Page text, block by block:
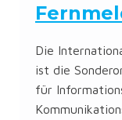
Die
ist die
für